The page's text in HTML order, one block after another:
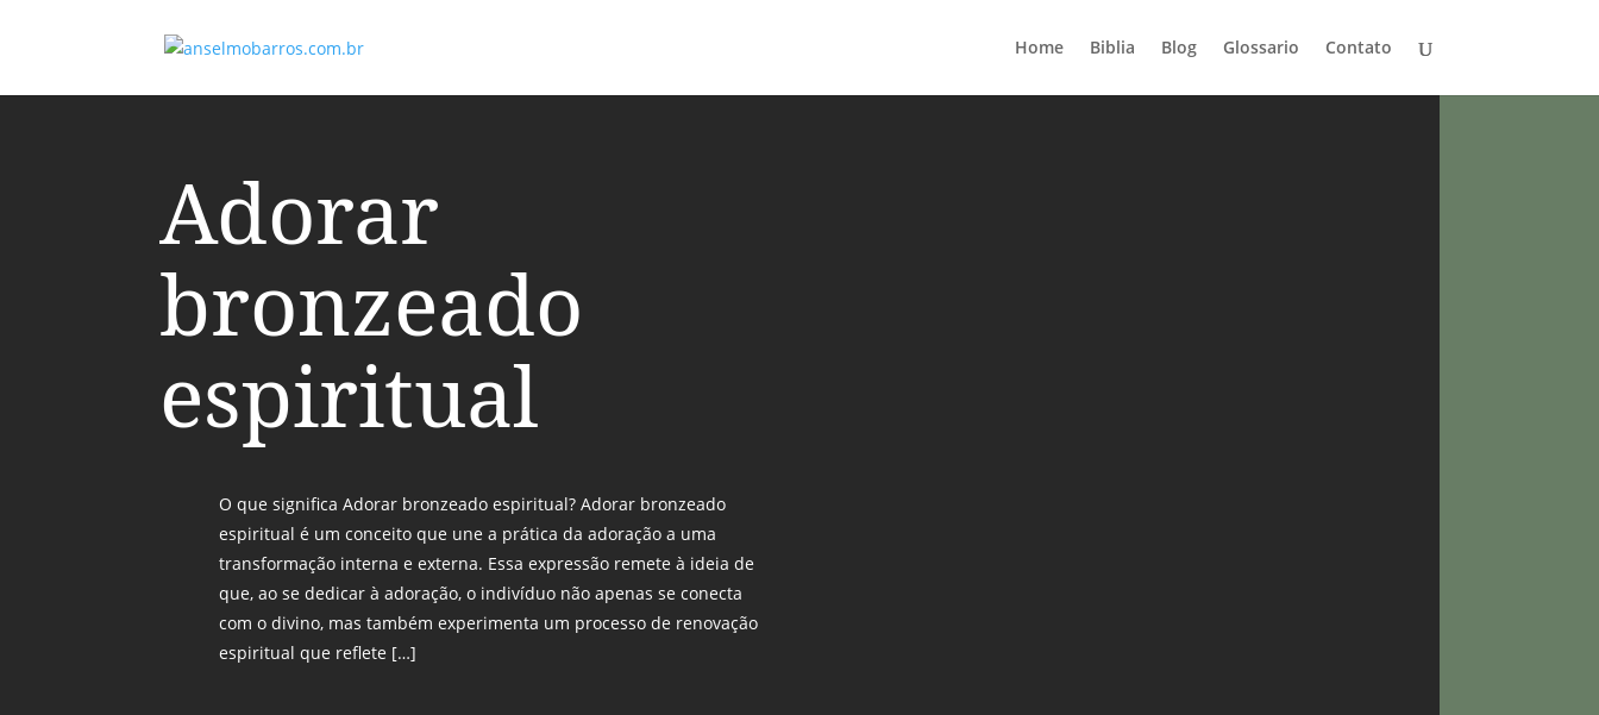
Home Biblia Blog Glossario Contato
Adorar
bronzeado
espiritual
O que significa Adorar bronzeado espiritual? Adorar bronzeado
espiritual é um conceito que une a prática da adoração a uma
transformação interna e externa. Essa expressão remete à ideia de
que, ao se dedicar à adoração, o indivíduo não apenas se conecta
com o divino, mas também experimenta um processo de renovação
espiritual que reflete […]